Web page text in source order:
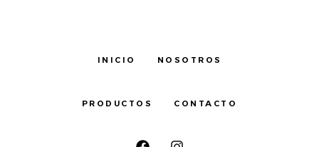
INICIO NOSOTROS
PRODUCTOS CONTACTO